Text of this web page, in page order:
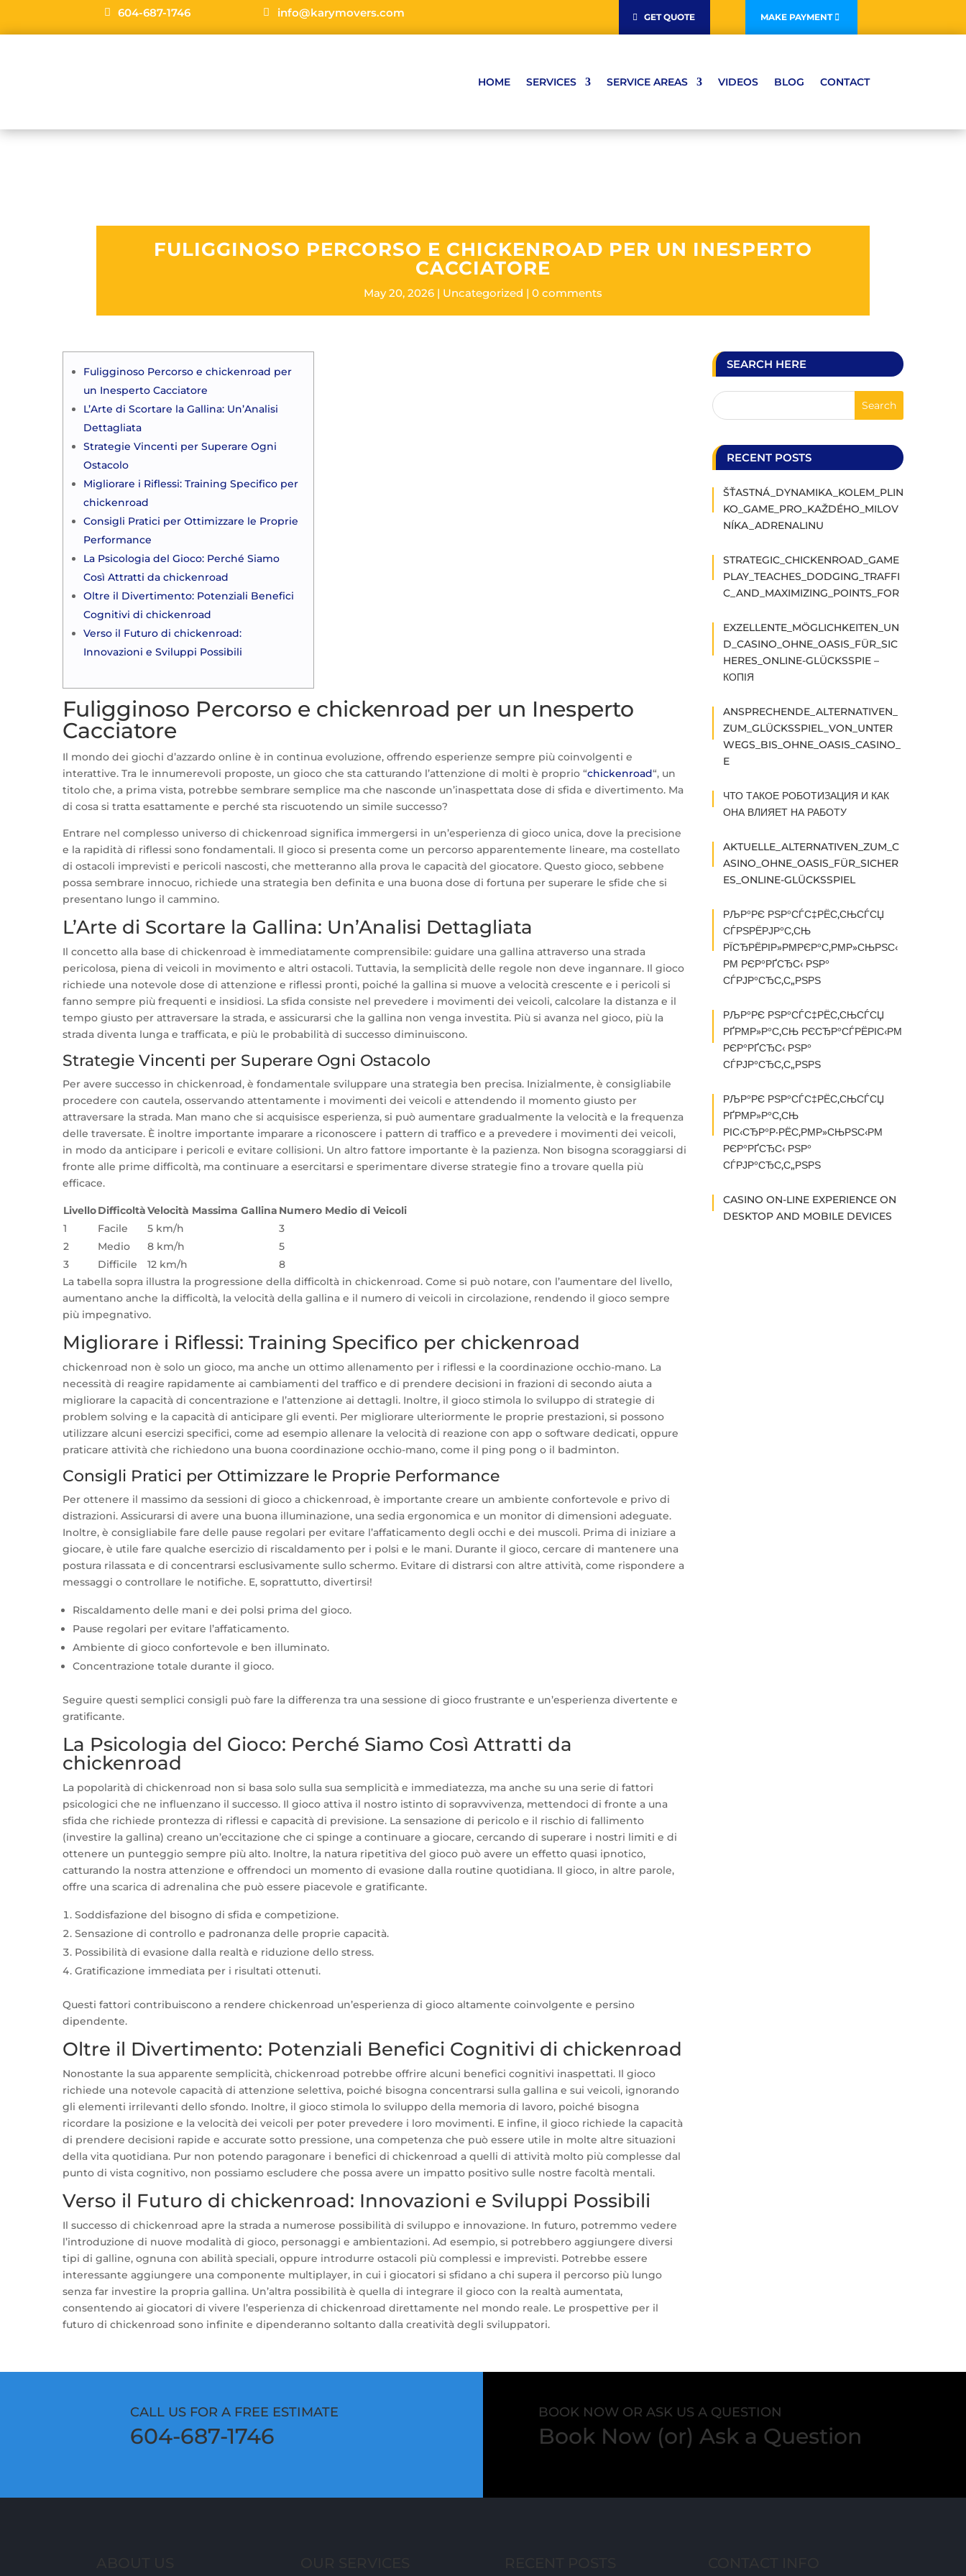
604-687-1746 info@karymovers.com GET QUOTE MAKE PAYMENT
HOME SERVICES SERVICE AREAS VIDEOS BLOG CONTACT
FULIGGINOSO PERCORSO E CHICKENROAD PER UN INESPERTO
CACCIATORE
May 20, 2026 Uncategorized 0 comments
Fuligginoso Percorso e chickenroad per
un Inesperto Cacciatore
L’Arte di Scortare la Gallina: Un’Analisi
Dettagliata
Strategie Vincenti per Superare Ogni
Ostacolo
Migliorare i Riflessi: Training Specifico per
chickenroad
Consigli Pratici per Ottimizzare le Proprie
Performance
La Psicologia del Gioco: Perché Siamo
Così Attratti da chickenroad
Oltre il Divertimento: Potenziali Benefici
Cognitivi di chickenroad
Verso il Futuro di chickenroad:
Innovazioni e Sviluppi Possibili
Fuligginoso Percorso e chickenroad per un Inesperto
Cacciatore
Il mondo dei giochi d’azzardo online è in continua evoluzione, offrendo esperienze sempre più coinvolgenti e
interattive. Tra le innumerevoli proposte, un gioco che sta catturando l’attenzione di molti è proprio “chickenroad“, un
titolo che, a prima vista, potrebbe sembrare semplice ma che nasconde un’inaspettata dose di sfida e divertimento. Ma
di cosa si tratta esattamente e perché sta riscuotendo un simile successo?
Entrare nel complesso universo di chickenroad significa immergersi in un’esperienza di gioco unica, dove la precisione
e la rapidità di riflessi sono fondamentali. Il gioco si presenta come un percorso apparentemente lineare, ma costellato
di ostacoli imprevisti e pericoli nascosti, che metteranno alla prova le capacità del giocatore. Questo gioco, sebbene
possa sembrare innocuo, richiede una strategia ben definita e una buona dose di fortuna per superare le sfide che si
presentano lungo il cammino.
L’Arte di Scortare la Gallina: Un’Analisi Dettagliata
Il concetto alla base di chickenroad è immediatamente comprensibile: guidare una gallina attraverso una strada
pericolosa, piena di veicoli in movimento e altri ostacoli. Tuttavia, la semplicità delle regole non deve ingannare. Il gioco
richiede una notevole dose di attenzione e riflessi pronti, poiché la gallina si muove a velocità crescente e i pericoli si
fanno sempre più frequenti e insidiosi. La sfida consiste nel prevedere i movimenti dei veicoli, calcolare la distanza e il
tempo giusto per attraversare la strada, e assicurarsi che la gallina non venga investita. Più si avanza nel gioco, più la
strada diventa lunga e trafficata, e più le probabilità di successo diminuiscono.
Strategie Vincenti per Superare Ogni Ostacolo
Per avere successo in chickenroad, è fondamentale sviluppare una strategia ben precisa. Inizialmente, è consigliabile
procedere con cautela, osservando attentamente i movimenti dei veicoli e attendendo il momento giusto per
attraversare la strada. Man mano che si acquisisce esperienza, si può aumentare gradualmente la velocità e la frequenza
delle traversate. È inoltre importante imparare a riconoscere i pattern di traffico e a prevedere i movimenti dei veicoli,
in modo da anticipare i pericoli e evitare collisioni. Un altro fattore importante è la pazienza. Non bisogna scoraggiarsi di
fronte alle prime difficoltà, ma continuare a esercitarsi e sperimentare diverse strategie fino a trovare quella più
efficace.
LivelloDifficoltàVelocità Massima Gallina Numero Medio di Veicoli
1
Facile 5 km/h
3
2
Medio 8 km/h
5
3
Difficile 12 km/h
8
La tabella sopra illustra la progressione della difficoltà in chickenroad. Come si può notare, con l’aumentare del livello,
aumentano anche la difficoltà, la velocità della gallina e il numero di veicoli in circolazione, rendendo il gioco sempre
più impegnativo.
Migliorare i Riflessi: Training Specifico per chickenroad
chickenroad non è solo un gioco, ma anche un ottimo allenamento per i riflessi e la coordinazione occhio-mano. La
necessità di reagire rapidamente ai cambiamenti del traffico e di prendere decisioni in frazioni di secondo aiuta a
migliorare la capacità di concentrazione e l’attenzione ai dettagli. Inoltre, il gioco stimola lo sviluppo di strategie di
problem solving e la capacità di anticipare gli eventi. Per migliorare ulteriormente le proprie prestazioni, si possono
utilizzare alcuni esercizi specifici, come ad esempio allenare la velocità di reazione con app o software dedicati, oppure
praticare attività che richiedono una buona coordinazione occhio-mano, come il ping pong o il badminton.
Consigli Pratici per Ottimizzare le Proprie Performance
Per ottenere il massimo da sessioni di gioco a chickenroad, è importante creare un ambiente confortevole e privo di
distrazioni. Assicurarsi di avere una buona illuminazione, una sedia ergonomica e un monitor di dimensioni adeguate.
Inoltre, è consigliabile fare delle pause regolari per evitare l’affaticamento degli occhi e dei muscoli. Prima di iniziare a
giocare, è utile fare qualche esercizio di riscaldamento per i polsi e le mani. Durante il gioco, cercare di mantenere una
postura rilassata e di concentrarsi esclusivamente sullo schermo. Evitare di distrarsi con altre attività, come rispondere a
messaggi o controllare le notifiche. E, soprattutto, divertirsi!
Riscaldamento delle mani e dei polsi prima del gioco.
Pause regolari per evitare l’affaticamento.
Ambiente di gioco confortevole e ben illuminato.
Concentrazione totale durante il gioco.
Seguire questi semplici consigli può fare la differenza tra una sessione di gioco frustrante e un’esperienza divertente e
gratificante.
La Psicologia del Gioco: Perché Siamo Così Attratti da
chickenroad
La popolarità di chickenroad non si basa solo sulla sua semplicità e immediatezza, ma anche su una serie di fattori
psicologici che ne influenzano il successo. Il gioco attiva il nostro istinto di sopravvivenza, mettendoci di fronte a una
sfida che richiede prontezza di riflessi e capacità di previsione. La sensazione di pericolo e il rischio di fallimento
(investire la gallina) creano un’eccitazione che ci spinge a continuare a giocare, cercando di superare i nostri limiti e di
ottenere un punteggio sempre più alto. Inoltre, la natura ripetitiva del gioco può avere un effetto quasi ipnotico,
catturando la nostra attenzione e offrendoci un momento di evasione dalla routine quotidiana. Il gioco, in altre parole,
offre una scarica di adrenalina che può essere piacevole e gratificante.
Soddisfazione del bisogno di sfida e competizione.
Sensazione di controllo e padronanza delle proprie capacità.
Possibilità di evasione dalla realtà e riduzione dello stress.
Gratificazione immediata per i risultati ottenuti.
Questi fattori contribuiscono a rendere chickenroad un’esperienza di gioco altamente coinvolgente e persino
dipendente.
Oltre il Divertimento: Potenziali Benefici Cognitivi di chickenroad
Nonostante la sua apparente semplicità, chickenroad potrebbe offrire alcuni benefici cognitivi inaspettati. Il gioco
richiede una notevole capacità di attenzione selettiva, poiché bisogna concentrarsi sulla gallina e sui veicoli, ignorando
gli elementi irrilevanti dello sfondo. Inoltre, il gioco stimola lo sviluppo della memoria di lavoro, poiché bisogna
ricordare la posizione e la velocità dei veicoli per poter prevedere i loro movimenti. E infine, il gioco richiede la capacità
di prendere decisioni rapide e accurate sotto pressione, una competenza che può essere utile in molte altre situazioni
della vita quotidiana. Pur non potendo paragonare i benefici di chickenroad a quelli di attività molto più complesse dal
punto di vista cognitivo, non possiamo escludere che possa avere un impatto positivo sulle nostre facoltà mentali.
Verso il Futuro di chickenroad: Innovazioni e Sviluppi Possibili
Il successo di chickenroad apre la strada a numerose possibilità di sviluppo e innovazione. In futuro, potremmo vedere
l’introduzione di nuove modalità di gioco, personaggi e ambientazioni. Ad esempio, si potrebbero aggiungere diversi
tipi di galline, ognuna con abilità speciali, oppure introdurre ostacoli più complessi e imprevisti. Potrebbe essere
interessante aggiungere una componente multiplayer, in cui i giocatori si sfidano a chi supera il percorso più lungo
senza far investire la propria gallina. Un’altra possibilità è quella di integrare il gioco con la realtà aumentata,
consentendo ai giocatori di vivere l’esperienza di chickenroad direttamente nel mondo reale. Le prospettive per il
futuro di chickenroad sono infinite e dipenderanno soltanto dalla creatività degli sviluppatori.
SEARCH HERE
RECENT POSTS
ŠŤASTNÁ_DYNAMIKA_KOLEM_PLIN
KO_GAME_PRO_KAŽDÉHO_MILOV
NÍKA_ADRENALINU
STRATEGIC_CHICKENROAD_GAME
PLAY_TEACHES_DODGING_TRAFFI
C_AND_MAXIMIZING_POINTS_FOR
EXZELLENTE_MÖGLICHKEITEN_UN
D_CASINO_OHNE_OASIS_FÜR_SIC
HERES_ONLINE-GLÜCKSSPIE –
КОПІЯ
ANSPRECHENDE_ALTERNATIVEN_
ZUM_GLÜCKSSPIEL_VON_UNTER
WEGS_BIS_OHNE_OASIS_CASINO_
E
ЧТО ТАКОЕ РОБОТИЗАЦИЯ И КАК
ОНА ВЛИЯЕТ НА РАБОТУ
AKTUELLE_ALTERNATIVEN_ZUM_C
ASINO_OHNE_OASIS_FÜR_SICHER
ES_ONLINE-GLÜCKSSPIEL
РЉР°РЄ РЅР°СЃС‡РЁС‚СЊСЃСЏ
СЃРЅРЁРЈР°С‚СЊ
РЇСЂРЁРІР»РΜРЄР°С‚РΜР»СЊРЅС‹
РΜ РЄР°РҐСЂС‹ РЅР°
СЃРЈР°СЂС‚С„РЅРЅ
РЉР°РЄ РЅР°СЃС‡РЁС‚СЊСЃСЏ
РҐРΜР»Р°С‚СЊ РЄСЂР°СЃРЁРІС‹РΜ
РЄР°РҐСЂС‹ РЅР°
СЃРЈР°СЂС‚С„РЅРЅ
РЉР°РЄ РЅР°СЃС‡РЁС‚СЊСЃСЏ
РҐРΜР»Р°С‚СЊ
РІС‹СЂР°Р·РЁС‚РΜР»СЊРЅС‹РΜ
РЄР°РҐСЂС‹ РЅР°
СЃРЈР°СЂС‚С„РЅРЅ
CASINO ON-LINE EXPERIENCE ON
DESKTOP AND MOBILE DEVICES
CALL US FOR A FREE ESTIMATE
604-687-1746
BOOK NOW OR ASK US A QUESTION
Book Now (or) Ask a Question